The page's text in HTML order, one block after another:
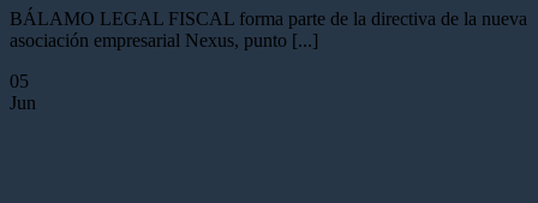
BÁLAMO LEGAL FISCAL forma parte de la directiva de la nueva
asociación empresarial Nexus, punto [...]
05
Jun